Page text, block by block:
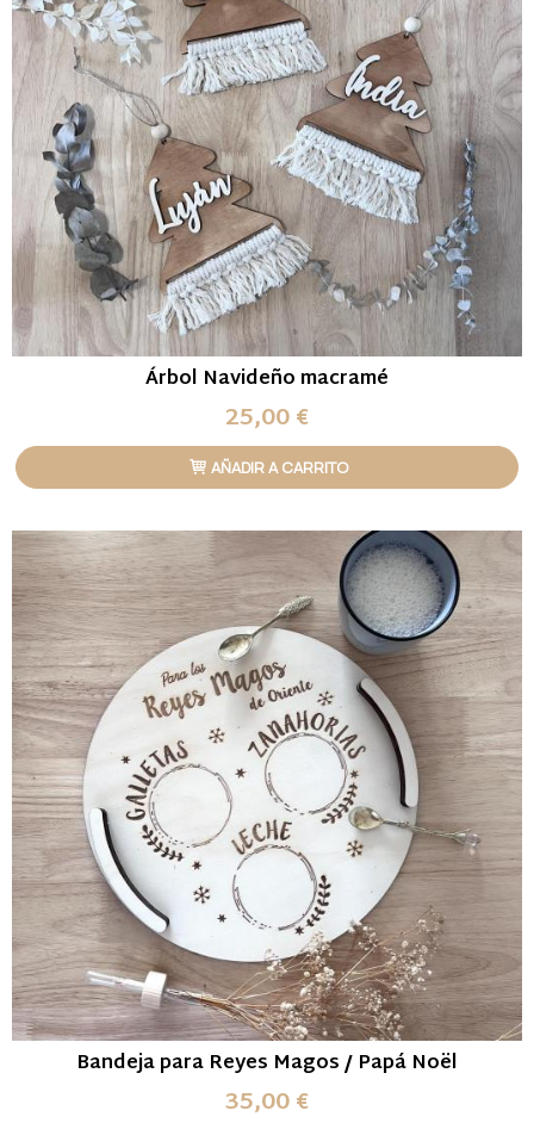
Árbol Navideño macramé
25,00 €
AÑADIR A CARRITO
Bandeja para Reyes Magos / Papá Noël
35,00 €